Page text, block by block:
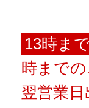
13時ま
時まで
翌営業日